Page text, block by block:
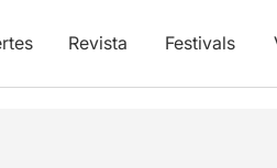
Revista Festivals